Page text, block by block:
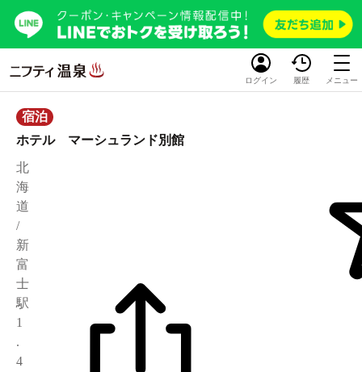
ログイン 履歴 メニュー
宿泊
ホテル マーシュランド別館
北
海
道
/
新
富
士
駅
1
.
4